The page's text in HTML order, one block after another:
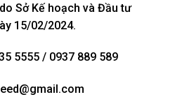
Sở Kế hoạch và Đầu tư
15/02/2024.
5555 / 0937 889 589